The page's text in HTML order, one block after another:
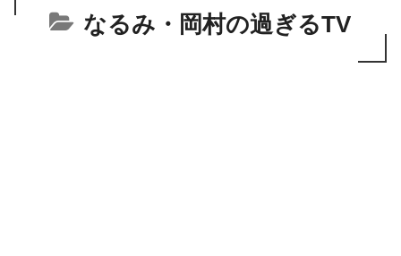
なるみ・岡村の過ぎるTV